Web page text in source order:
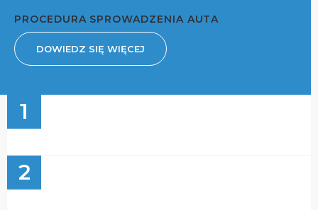
PROCEDURA SPROWADZENIA AUTA
DOWIEDZ SIĘ WIĘCEJ
1
2